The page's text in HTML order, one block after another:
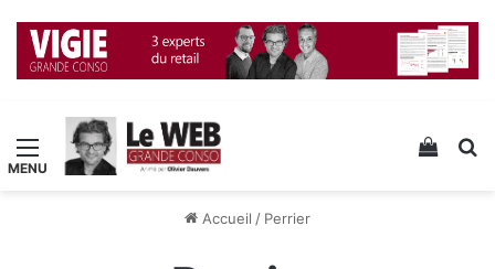
Menu Voir
Accueil / Perrier